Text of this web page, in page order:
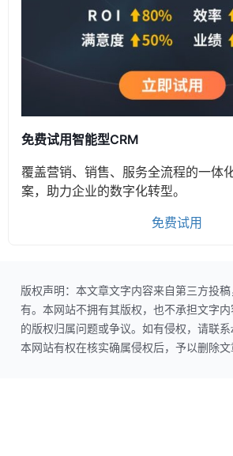
免费试用智能型CRM
覆盖营销、销售、服务全流程的一体
案，助力企业的数字化转型。
免费试用
版权声明：本文章文字内容来自第三方投
有。本网站不拥有其版权，也不承担文字
的版权归属问题或争议。如有侵权，请联系
本网站有权在核实确属侵权后，予以删除文